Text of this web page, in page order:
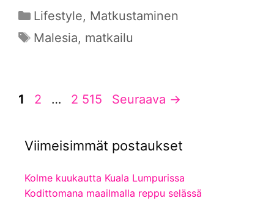
Kategoriat
Lifestyle, Matkustaminen
Avainsanat
Malesia, matkailu
Sivu
1 Sivu
2 … Sivu
2 515 Seuraava →
Viimeisimmät postaukset
Kolme kuukautta Kuala Lumpurissa
Kodittomana maailmalla reppu selässä